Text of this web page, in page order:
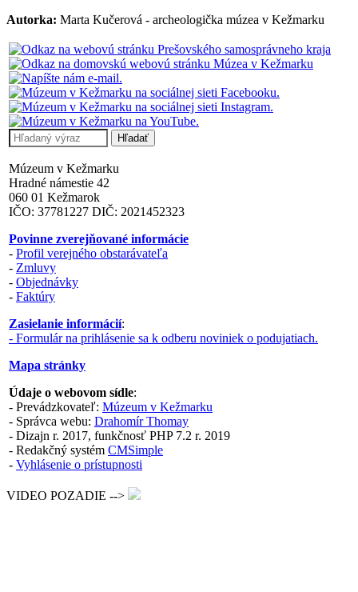
Autorka: Marta Kučerová - archeologička múzea v Kežmarku
Múzeum v Kežmarku
Hradné námestie 42
060 01 Kežmarok
IČO: 37781227 DIČ: 2021452323
Povinne zverejňované informácie
- Profil verejného obstarávateľa
- Zmluvy
- Objednávky
- Faktúry
Zasielanie informácií:
- Formulár na prihlásenie sa k odberu noviniek o podujatiach.
Mapa stránky
Údaje o webovom sídle:
- Prevádzkovateľ: Múzeum v Kežmarku
- Správca webu: Drahomír Thomay
- Dizajn r. 2017, funkčnosť PHP 7.2 r. 2019
- Redakčný systém CMSimple
- Vyhlásenie o prístupnosti
VIDEO POZADIE -->